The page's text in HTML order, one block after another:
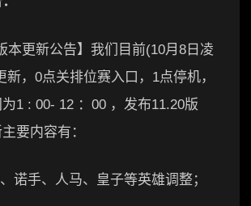
更新公告】我们目前(10月8日凌
新，0点关排位赛入口，1点停机，
1 : 00- 12 ：00 ，发布11.20版
要内容有：
手、人马、皇子等英雄调整；